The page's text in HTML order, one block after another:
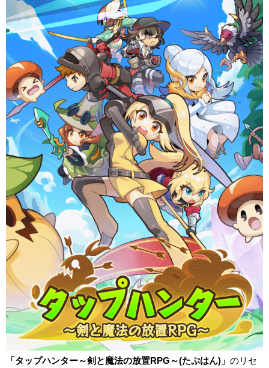
「タップハンター～剣と魔法の放置RPG～(たぷはん)」 のリセ